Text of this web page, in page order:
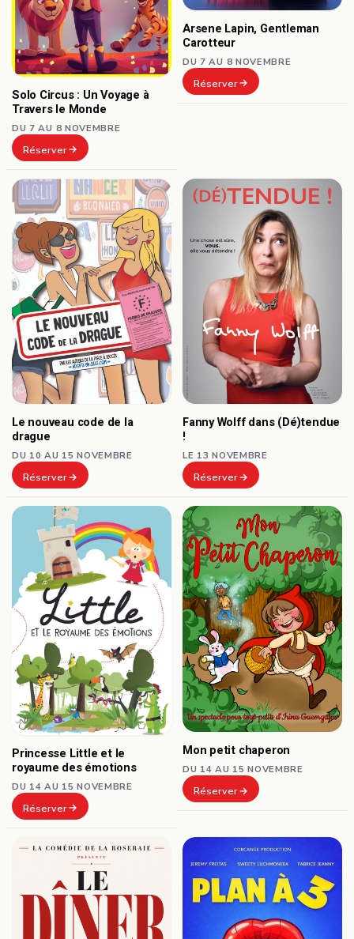
Solo Circus : Un Voyage à
Travers le Monde
DU 7 AU 8 NOVEMBRE
Réserver
Arsene Lapin, Gentleman
Carotteur
DU 7 AU 8 NOVEMBRE
Réserver
Le nouveau code de la
drague
DU 10 AU 15 NOVEMBRE
Réserver
Fanny Wolff dans (Dé)tendue
!
LE 13 NOVEMBRE
Réserver
Princesse Little et le
royaume des émotions
DU 14 AU 15 NOVEMBRE
Réserver
Mon petit chaperon
DU 14 AU 15 NOVEMBRE
Réserver